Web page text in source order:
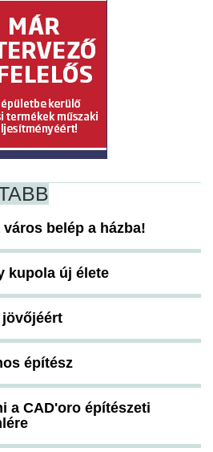
belép a házba!
kupola új élete
jövőjéért
építész
a CAD'oro építészeti